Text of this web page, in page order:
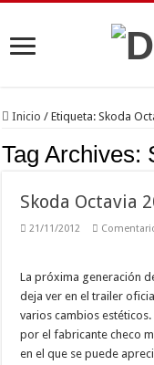
Inicio / Etiqueta:Skoda
Tag Archives:
Skoda Octavia
21/11/2012
La próxima generación
deja ver en el trailer
varios cambios estéticos.
por el fabricante checo
en el que se puede